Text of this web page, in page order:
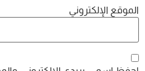
الموقع الإلكتروني